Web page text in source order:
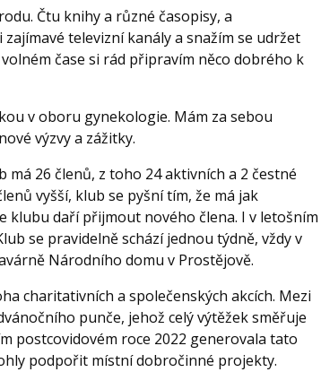
Čtu knihy a různé časopisy, a
televizní kanály a snažím se udržet
čase si rád připravím něco dobrého k
v oboru gynekologie. Mám za sebou
výzvy a zážitky.
má 26 členů, z toho 24 aktivních a 2 čestné
vyšší, klub se pyšní tím, že má jak
klubu daří přijmout nového člena. I v letošním
se pravidelně schází jednou týdně, vždy v
Národního domu v Prostějově.
charitativních a společenských akcích. Mezi
punče, jehož celý výtěžek směřuje
postcovidovém roce 2022 generovala tato
podpořit místní dobročinné projekty.